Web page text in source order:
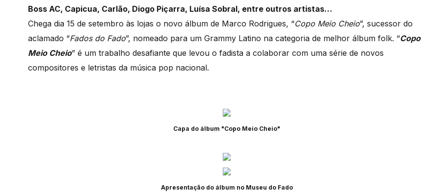
Boss AC, Capicua, Carlão, Diogo Piçarra, Luísa Sobral, entre outros artistas…
Chega dia 15 de setembro às lojas o novo álbum de Marco Rodrigues, “Copo Meio Cheio”, sucessor do
aclamado “Fados do Fado”, nomeado para um Grammy Latino na categoria de melhor álbum folk. “Copo
Meio Cheio” é um trabalho desafiante que levou o fadista a colaborar com uma série de novos
compositores e letristas da música pop nacional.
Capa do álbum "Copo Meio Cheio"
Apresentação do álbum no Museu do Fado